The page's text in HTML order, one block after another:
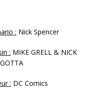
: Nick Spencer
: MIKE GRELL & NICK
: DC Comics